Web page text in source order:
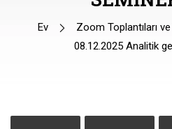
Ev
Zoom Toplantıları
08.12.2025 Analitik